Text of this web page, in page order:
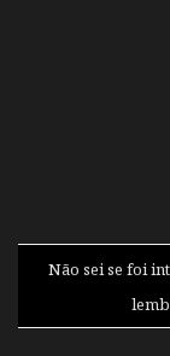
Não sei se foi